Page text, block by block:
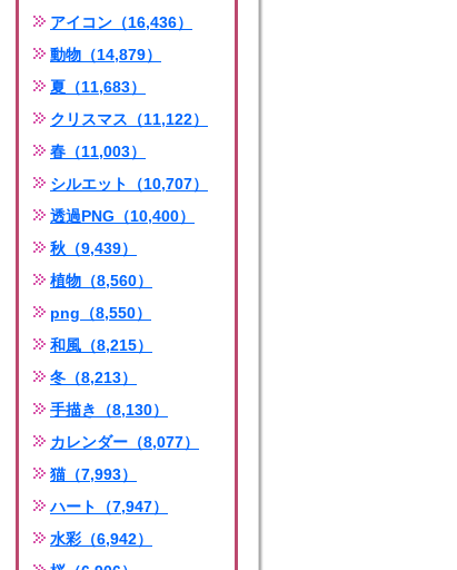
アイコン（16,436）
動物（14,879）
夏（11,683）
クリスマス（11,122）
春（11,003）
シルエット（10,707）
透過PNG（10,400）
秋（9,439）
植物（8,560）
png（8,550）
和風（8,215）
冬（8,213）
手描き（8,130）
カレンダー（8,077）
猫（7,993）
ハート（7,947）
水彩（6,942）